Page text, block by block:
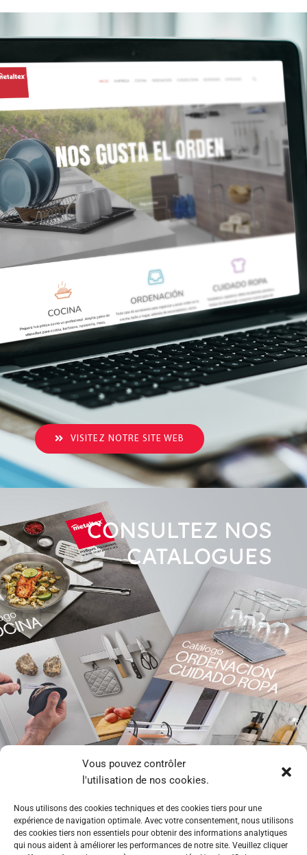
Vous pouvez contrôler
l'utilisation de nos cookies.
Nous utilisons des cookies techniques et des cookies tiers pour une
expérience de navigation optimale. Avec votre consentement, nous utilisons
des cookies tiers non essentiels pour obtenir des informations analytiques
qui nous aident à améliorer les performances de notre site. Veuillez cliquer
VISITEZ NOTRE SITE WEB
CONSULTEZ NOS
CATALOGUES
CUISINE